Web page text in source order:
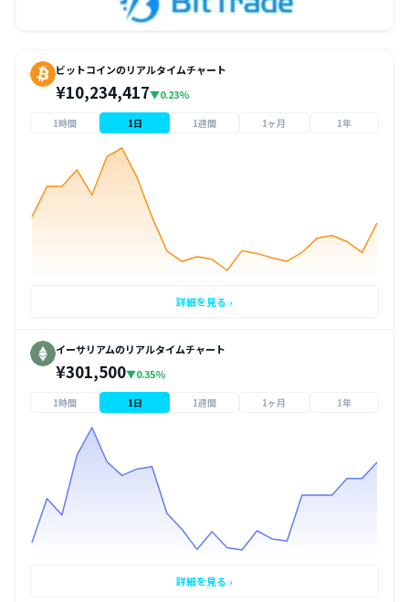
ビットコインのリアルタイムチャート
¥10,234,417▼0.23%
1時間 1日 1週間 1ヶ月 1年
詳細を見る ›
イーサリアムのリアルタイムチャート
¥301,500▼0.35%
1時間 1日 1週間 1ヶ月 1年
詳細を見る ›